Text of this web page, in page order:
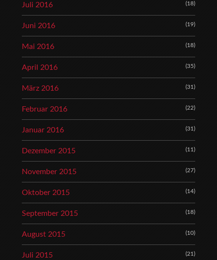
Juli 2016 (18)
Juni 2016 (19)
Mai 2016 (18)
April 2016 (35)
März 2016 (31)
Februar 2016 (22)
Januar 2016 (31)
Dezember 2015 (11)
November 2015 (27)
Oktober 2015 (14)
September 2015 (18)
August 2015 (10)
Juli 2015 (21)